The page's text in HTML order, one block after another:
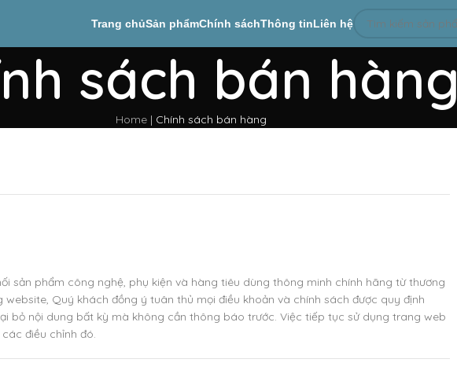
Trang chủSản phẩmChính sáchThông tinLiên hệ
sách bán hàng
Home | Chính sách bán hàng
sản phẩm công nghệ, phụ kiện và hàng tiêu dùng thông minh chính hãng từ thương
Quý khách đồng ý tuân thủ mọi điều khoản và chính sách được quy định
bỏ nội dung bất kỳ mà không cần thông báo trước. Việc tiếp tục sử dụng trang web
điều chỉnh đó.